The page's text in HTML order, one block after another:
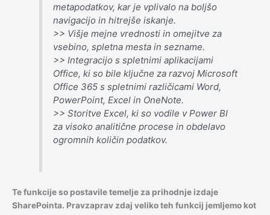
metapodatkov, kar je vplivalo na boljšo
navigacijo in hitrejše iskanje.
>> Višje mejne vrednosti in omejitve za
vsebino, spletna mesta in sezname.
>> Integracijo s spletnimi aplikacijami
Office, ki so bile ključne za razvoj Microsoft
Office 365 s spletnimi različicami Word,
PowerPoint, Excel in OneNote.
>> Storitve Excel, ki so vodile v Power BI
za visoko analitične procese in obdelavo
ogromnih količin podatkov.
Te funkcije so postavile temelje za prihodnje izdaje
SharePointa. Pravzaprav zdaj veliko teh funkcij jemljemo kot